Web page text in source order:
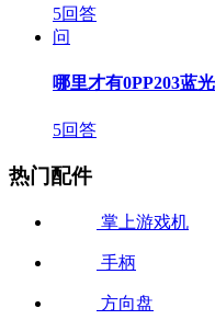
5回答
问
哪里才有0PP203蓝
5回答
热门配件
掌上游戏机
手柄
方向盘